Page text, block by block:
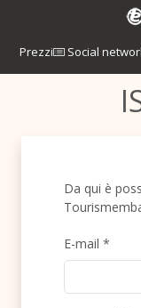
Prezzi Social
Da qui è
E-mail *